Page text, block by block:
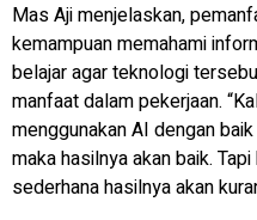
Mas Aji menjelaskan,
kemampuan memahami
belajar agar teknologi
manfaat dalam pekerjaan.
menggunakan AI dengan
maka hasilnya akan baik.
sederhana hasilnya akan